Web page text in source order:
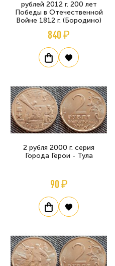
рублей 2012 г. 200 лет
Победы в Отечественной
Войне 1812 г. (Бородино)
840 ₽
2 рубля 2000 г. серия
Города Герои - Тула
90 ₽